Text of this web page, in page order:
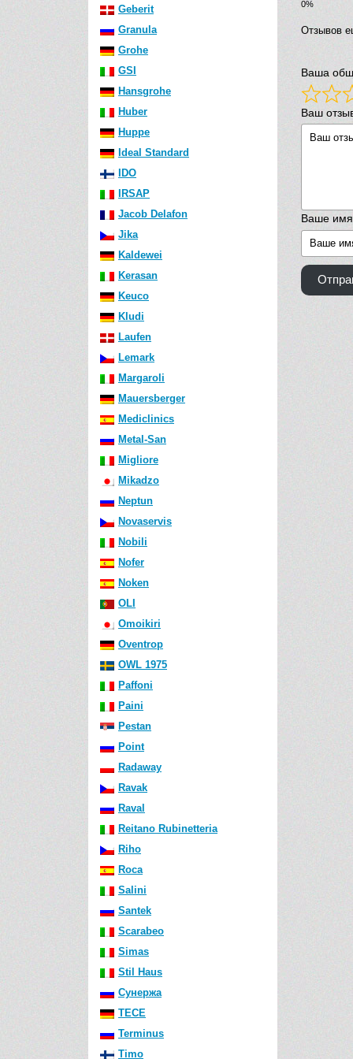
Geberit
Granula
Grohe
GSI
Hansgrohe
Huber
Huppe
Ideal Standard
IDO
IRSAP
Jacob Delafon
Jika
Kaldewei
Kerasan
Keuco
Kludi
Laufen
Lemark
Margaroli
Mauersberger
Mediclinics
Metal-San
Migliore
Mikadzo
Neptun
Novaservis
Nobili
Nofer
Noken
OLI
Omoikiri
Oventrop
OWL 1975
Paffoni
Paini
Pestan
Point
Radaway
Ravak
Raval
Reitano Rubinetteria
Riho
Roca
Salini
Santek
Scarabeo
Simas
Stil Haus
Сунержа
TECE
Terminus
Timo
Отзывов
Ваша
Ваш
Ваше имя